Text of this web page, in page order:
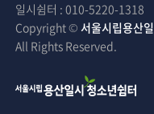
일시쉼터 : 010-5220-1318
Copyright © 서울시립용산
All Rights Reserved.